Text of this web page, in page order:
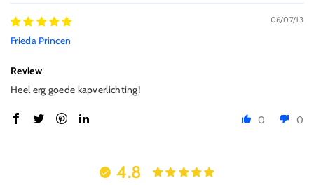
06/07/13
Frieda Princen
Review
Heel erg goede kapverlichting!
0 0
4.8